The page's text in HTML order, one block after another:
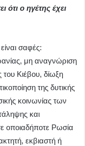
ότι ο ηγέτης έχει
σαφές:
μη αναγνώριση
Κιέβου, δίωξη
της δυτικής
κοινωνίας των
και
οποιαδήποτε Ρωσία
εκβιαστή ή